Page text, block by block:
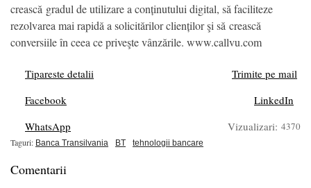
crească gradul de utilizare a conținutului digital, să faciliteze
rezolvarea mai rapidă a solicitărilor clienților şi să crească
conversiile în ceea ce priveşte vânzările. www.callvu.com
Tipareste detalii
Trimite pe mail
Facebook
LinkedIn
WhatsApp
Vizualizari: 4370
Taguri: Banca Transilvania BT tehnologii bancare
Comentarii